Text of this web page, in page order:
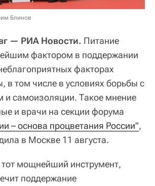
Блинов
— РИА Новости. Питание
фактором в поддержании
факторах
в том числе в условиях борьбы с
и самоизоляции. Такое мнение
и врачи на секции форума
– основа процветания России",
в Москве 11 августа.
тот мощнейший инструмент,
поддержание